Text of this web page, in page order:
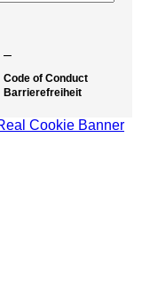
–
Code of Conduct
Barrierefreiheit
Cookie Banner